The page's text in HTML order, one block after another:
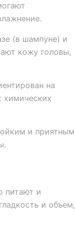
(в шампуне) и
кожу головы,
на
химических
и приятным
питают и
и объем,